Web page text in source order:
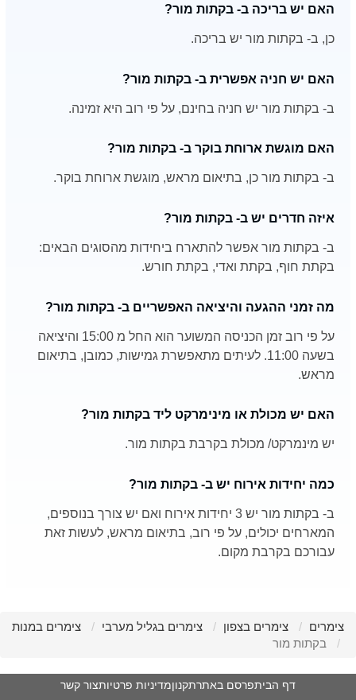
האם יש בריכה ב- בקתות מור?
כן, ב- בקתות מור יש בריכה.
האם יש חניה אפשרית ב- בקתות מור?
ב- בקתות מור יש חניה בחינם, על פי רוב היא זמינה.
האם מוגשת ארוחת בוקר ב- בקתות מור?
ב- בקתות מור כן, בתיאום מראש, מוגשת ארוחת בוקר.
איזה חדרים יש ב- בקתות מור?
ב- בקתות מור אפשר להתארח ביחידות מהסוגים הבאים:
בקתת חוף, בקתת ואדי, בקתת חורש.
מה זמני ההגעה והיציאה האפשריים ב- בקתות מור?
על פי רוב זמן הכניסה המשוער הוא החל מ 15:00 והיציאה
בשעה 11:00. לעיתים מתאפשרת גמישות, כמובן, בתיאום
מראש.
האם יש מכולת או מינימרקט ליד בקתות מור?
יש מינמרקט/ מכולת בקרבת בקתות מור.
כמה יחידות אירוח יש ב- בקתות מור?
ב- בקתות מור יש 3 יחידות אירוח ואם יש צורך בנוספים,
המארחים יכולים, על פי רוב, בתיאום מראש, לעשות זאת
עבורכם בקרבת מקום.
צימרים צימרים בצפון צימרים בגליל מערבי
צימרים במנות
בקתות מור
דף הביתפרסם באתרתקנוןמדיניות פרטיותצור קשר